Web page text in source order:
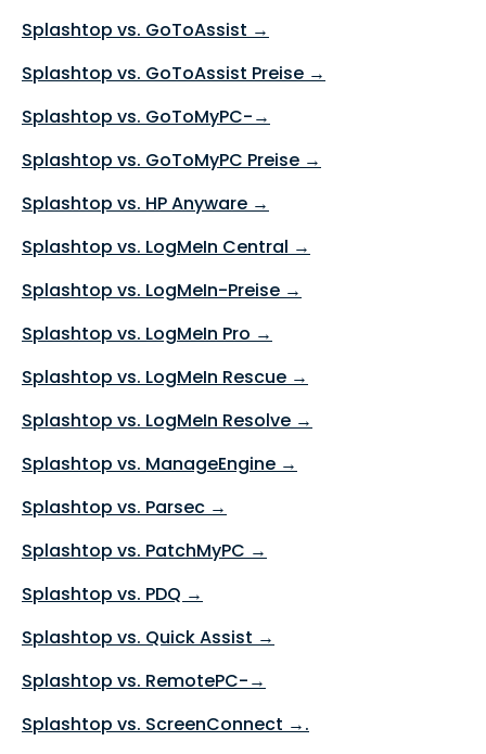
Splashtop vs. GoToAssist →
Splashtop vs. GoToAssist Preise →
Splashtop vs. GoToMyPC-→
Splashtop vs. GoToMyPC Preise →
Splashtop vs. HP Anyware →
Splashtop vs. LogMeIn Central →
Splashtop vs. LogMeIn-Preise →
Splashtop vs. LogMeIn Pro →
Splashtop vs. LogMeIn Rescue →
Splashtop vs. LogMeIn Resolve →
Splashtop vs. ManageEngine →
Splashtop vs. Parsec →
Splashtop vs. PatchMyPC →
Splashtop vs. PDQ →
Splashtop vs. Quick Assist →
Splashtop vs. RemotePC-→
Splashtop vs. ScreenConnect →.